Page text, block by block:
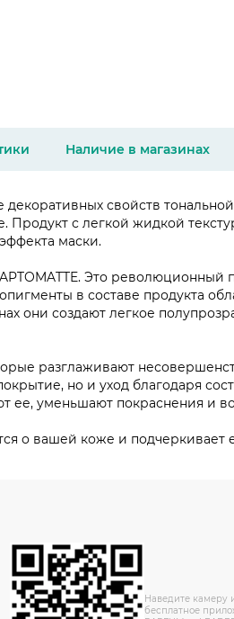
Наличие в магазинах
декоративных свойств
с легкой жидкой
маски.
Это революционный
в составе продукта
они создают легкое
разглаживают
но и уход благодаря
ее, уменьшают покраснения и
о вашей коже и подчеркивает
Наведите камеру
бесплатное